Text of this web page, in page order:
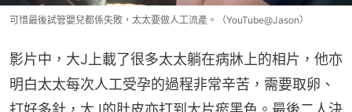
可惜最後試管嬰兒都係失敗，太太要做人工流產。（YouTube@Jason）
影片中，大J上載了很多太太躺在病牀上的相片，他亦
明白太太每次人工受孕的過程非常辛苦，需要取卵、